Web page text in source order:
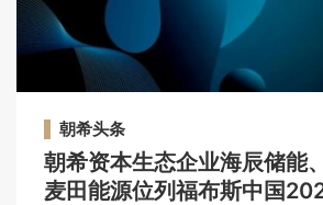
朝希头条
朝希资本生态企业海辰储能
麦田能源位列福布斯中国